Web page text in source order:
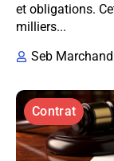
et obligations.
milliers...
Seb Marchand
Contrat